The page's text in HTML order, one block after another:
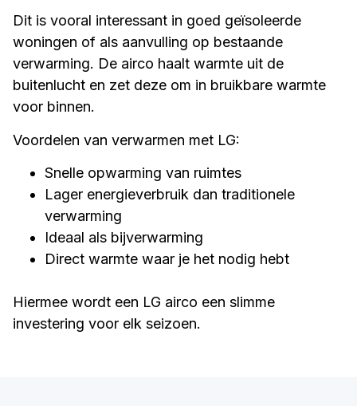
Dit is vooral interessant in goed geïsoleerde
woningen of als aanvulling op bestaande
verwarming. De airco haalt warmte uit de
buitenlucht en zet deze om in bruikbare warmte
voor binnen.
Voordelen van verwarmen met LG:
Snelle opwarming van ruimtes
Lager energieverbruik dan traditionele
verwarming
Ideaal als bijverwarming
Direct warmte waar je het nodig hebt
Hiermee wordt een LG airco een slimme
investering voor elk seizoen.